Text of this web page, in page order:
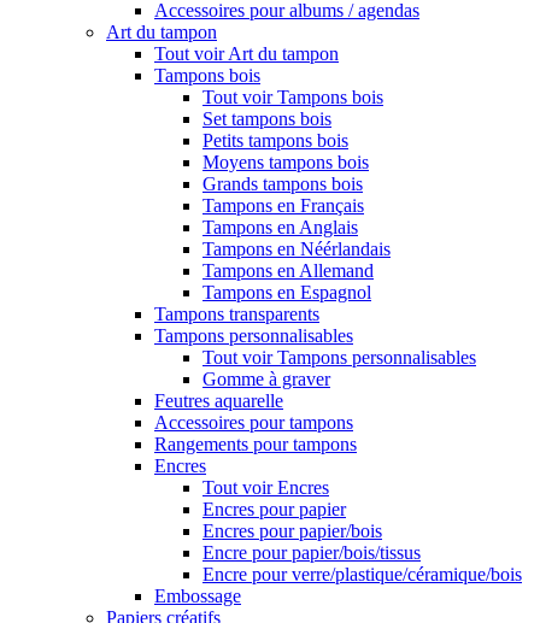
Accessoires pour albums / agendas
Art du tampon
Tout voir Art du tampon
Tampons bois
Tout voir Tampons bois
Set tampons bois
Petits tampons bois
Moyens tampons bois
Grands tampons bois
Tampons en Français
Tampons en Anglais
Tampons en Néérlandais
Tampons en Allemand
Tampons en Espagnol
Tampons transparents
Tampons personnalisables
Tout voir Tampons personnalisables
Gomme à graver
Feutres aquarelle
Accessoires pour tampons
Rangements pour tampons
Encres
Tout voir Encres
Encres pour papier
Encres pour papier/bois
Encre pour papier/bois/tissus
Encre pour verre/plastique/céramique/bois
Embossage
Papiers créatifs